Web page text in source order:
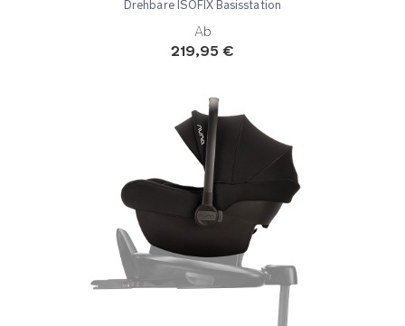
Drehbare ISOFIX Basisstation
Ab
219,95 €